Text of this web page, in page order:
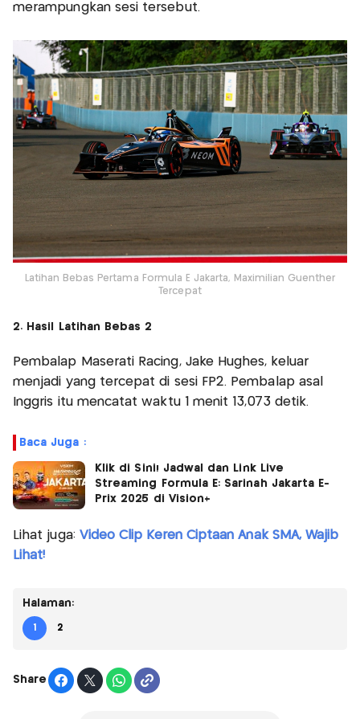
merampungkan sesi tersebut.
Latihan Bebas Pertama Formula E Jakarta, Maximilian Guenther
Tercepat
2. Hasil Latihan Bebas 2
Pembalap Maserati Racing, Jake Hughes, keluar
menjadi yang tercepat di sesi FP2. Pembalap asal
Inggris itu mencatat waktu 1 menit 13,073 detik.
Baca Juga :
Klik di Sini! Jadwal dan Link Live
Streaming Formula E: Sarinah Jakarta E-
Prix 2025 di Vision+
Lihat juga: Video Clip Keren Ciptaan Anak SMA, Wajib
Lihat!
Halaman:
1 2
Share